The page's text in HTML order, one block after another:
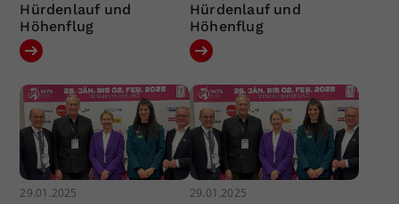
Hürdenlauf und
Höhenflug
Hürdenlauf und
Höhenflug
29.01.2025 29.01.2025